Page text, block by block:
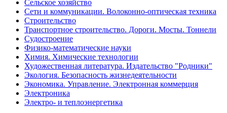
Сельское хозяйство
Сети и коммуникации. Волоконно-оптическая техника
Строительство
Транспортное строительство. Дороги. Мосты. Тоннели
Судостроение
Физико-математические науки
Химия. Химические технологии
Художественная литература. Издательство "Родники"
Экология. Безопасность жизнедеятельности
Экономика. Управление. Электронная коммерция
Электроника
Электро- и теплоэнергетика